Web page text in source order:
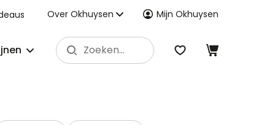
Over Okhuysen Mijn Okhuysen